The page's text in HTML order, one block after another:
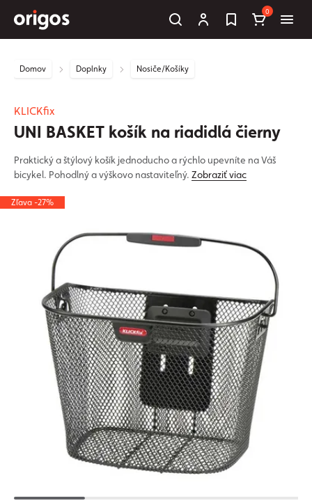
0
Domov Doplnky Nosiče/Košíky
KLICKfix
UNI BASKET košík na riadidlá čierny
Praktický a štýlový košík jednoducho a rýchlo upevníte na Váš
bicykel. Pohodlný a výškovo nastaviteľný. Zobraziť viac
Zľava -27%